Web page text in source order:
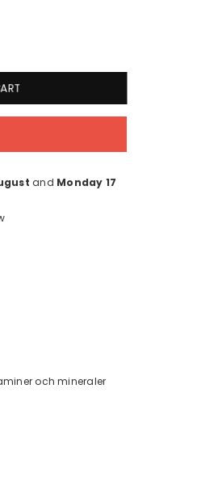
and Monday 17
och mineraler